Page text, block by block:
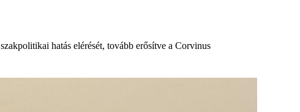
hatás elérését, tovább erősítve a Corvinus